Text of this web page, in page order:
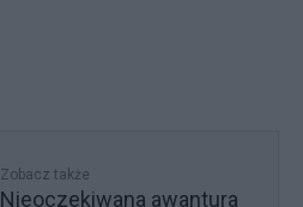
Zobacz także
Nieoczekiwana awantura